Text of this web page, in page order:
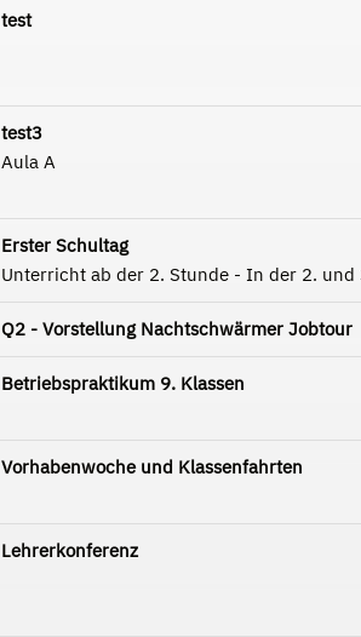
test
test3
Aula A
Erster Schultag
Unterricht ab der 2. Stunde - In der 2.
Q2 - Vorstellung Nachtschwärmer Jobtour
Betriebspraktikum 9. Klassen
Vorhabenwoche und Klassenfahrten
Lehrerkonferenz